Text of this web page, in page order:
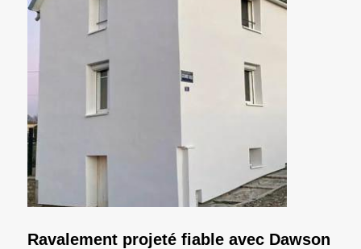
Ravalement projeté fiable avec Dawson